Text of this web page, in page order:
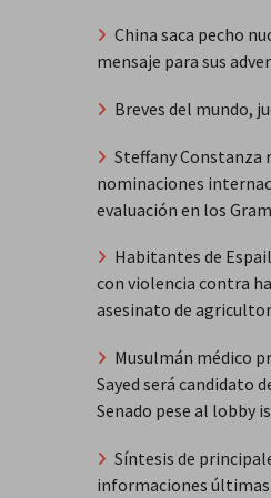
China saca pecho
mensaje para sus
Breves del mundo,
Steffany Constanza
nominaciones
evaluación en los
Habitantes de
con violencia contra
asesinato de agricultor
Musulmán médico
Sayed será candidato
Senado pese al lobby
Síntesis de
informaciones últimas